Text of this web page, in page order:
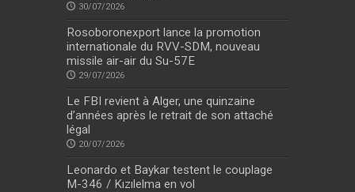
30/07/2026
Rosoboronexport lance la promotion
internationale du RVV-SDM, nouveau
missile air-air du Su-57E
29/07/2026
Le FBI revient à Alger, une quinzaine
d’années après le retrait de son attaché
légal
20/07/2026
Leonardo et Baykar testent le couplage
M-346 / Kızılelma en vol